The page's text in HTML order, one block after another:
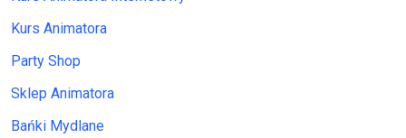
Kurs Animatora
Party Shop
Sklep Animatora
Bańki Mydlane